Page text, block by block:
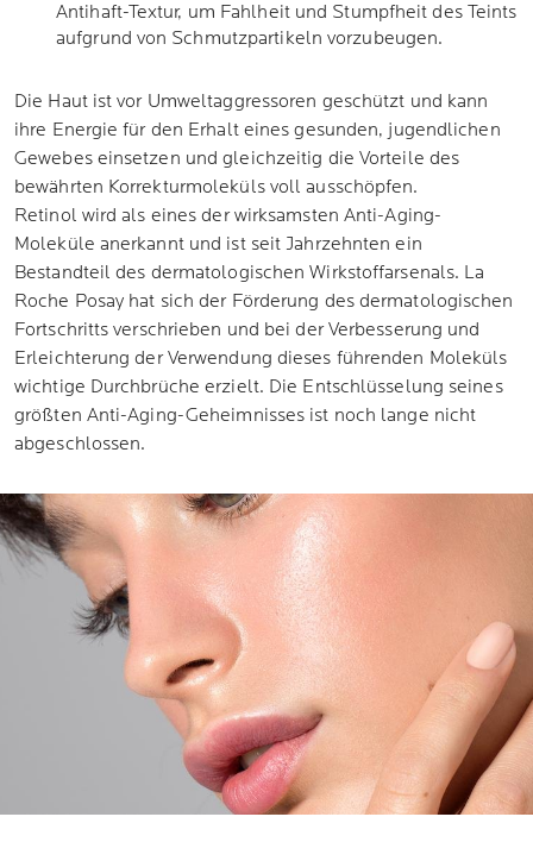
Antihaft-Textur, um Fahlheit und Stumpfheit des Teints
aufgrund von Schmutzpartikeln vorzubeugen.
Die Haut ist vor Umweltaggressoren geschützt und kann
ihre Energie für den Erhalt eines gesunden, jugendlichen
Gewebes einsetzen und gleichzeitig die Vorteile des
bewährten Korrekturmoleküls voll ausschöpfen.
Retinol wird als eines der wirksamsten Anti-Aging-
Moleküle anerkannt und ist seit Jahrzehnten ein
Bestandteil des dermatologischen Wirkstoffarsenals. La
Roche Posay hat sich der Förderung des dermatologischen
Fortschritts verschrieben und bei der Verbesserung und
Erleichterung der Verwendung dieses führenden Moleküls
wichtige Durchbrüche erzielt. Die Entschlüsselung seines
größten Anti-Aging-Geheimnisses ist noch lange nicht
abgeschlossen.